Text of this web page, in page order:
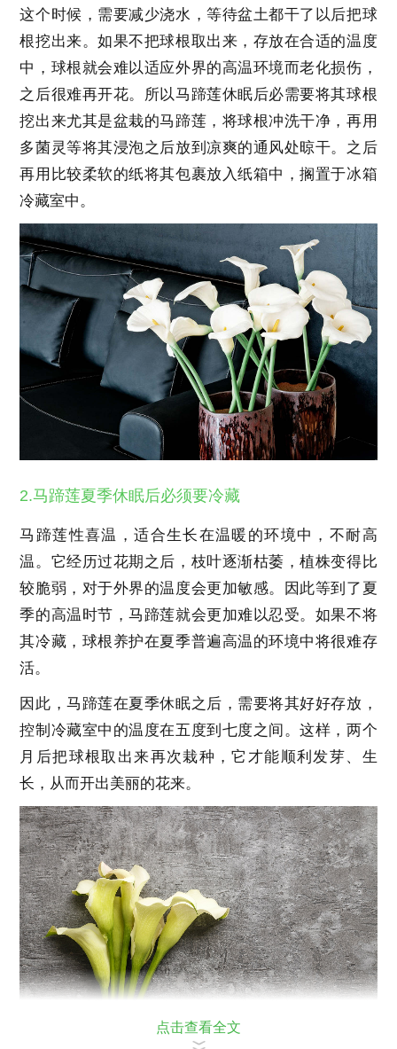
这个时候，需要减少浇水，等待盆土都干了以后把球
根挖出来。如果不把球根取出来，存放在合适的温度
中，球根就会难以适应外界的高温环境而老化损伤，
之后很难再开花。所以马蹄莲休眠后必需要将其球根
挖出来尤其是盆栽的马蹄莲，将球根冲洗干净，再用
多菌灵等将其浸泡之后放到凉爽的通风处晾干。之后
再用比较柔软的纸将其包裹放入纸箱中，搁置于冰箱
冷藏室中。
2.马蹄莲夏季休眠后必须要冷藏
马蹄莲性喜温，适合生长在温暖的环境中，不耐高
温。它经历过花期之后，枝叶逐渐枯萎，植株变得比
较脆弱，对于外界的温度会更加敏感。因此等到了夏
季的高温时节，马蹄莲就会更加难以忍受。如果不将
其冷藏，球根养护在夏季普遍高温的环境中将很难存
活。
因此，马蹄莲在夏季休眠之后，需要将其好好存放，
控制冷藏室中的温度在五度到七度之间。这样，两个
月后把球根取出来再次栽种，它才能顺利发芽、生
长，从而开出美丽的花来。
点击查看全文